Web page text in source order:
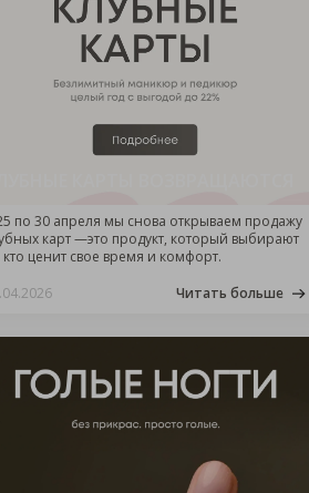
по 30 апреля мы снова открываем продажу
карт —это продукт, который выбирают
кто ценит свое время и комфорт.
Читать больше